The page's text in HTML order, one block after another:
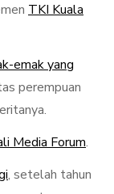
TKI Kuala
emak yang
perempuan
Media Forum.
, setelah tahun